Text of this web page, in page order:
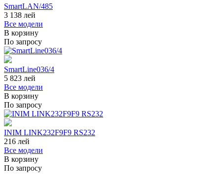
SmartLAN/485
3 138 лей
Все модели
В корзину
По запросу
SmartLine036/4
5 823 лей
Все модели
В корзину
По запросу
INIM LINK232F9F9 RS232
216 лей
Все модели
В корзину
По запросу